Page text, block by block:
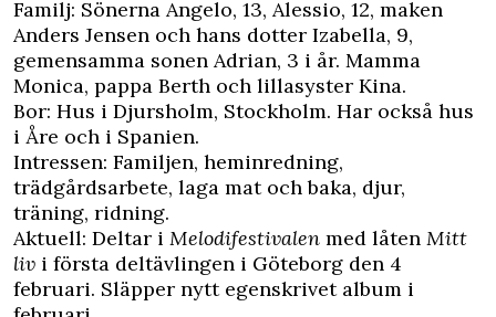
Familj: Sönerna Angelo, 13, Alessio, 12, maken
Anders Jensen och hans dotter Izabella, 9,
gemensamma sonen Adrian, 3 i år. Mamma
Monica, pappa Berth och lillasyster Kina.
Bor: Hus i Djursholm, Stockholm. Har också hus
i Åre och i Spanien.
Intressen: Familjen, heminredning,
trädgårdsarbete, laga mat och baka, djur,
träning, ridning.
Aktuell: Deltar i Melodifestivalen med låten Mitt
liv i första deltävlingen i Göteborg den 4
februari. Släpper nytt egenskrivet album i